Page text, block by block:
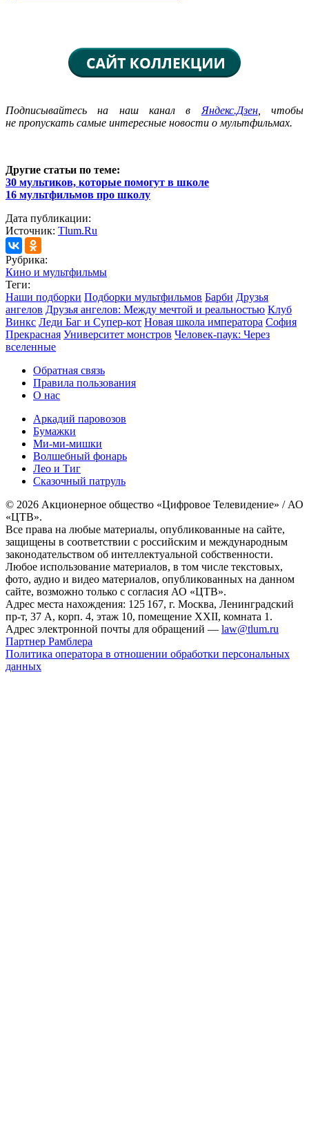
Подписывайтесь на наш канал в Яндекс.Дзен, чтобы
не пропускать самые интересные новости о мультфильмах.
Другие статьи по теме:
30 мультиков, которые помогут в школе
16 мультфильмов про школу
Дата публикации:
Источник: Tlum.Ru
Рубрика:
Кино и мультфильмы
Теги:
Наши подборки Подборки мультфильмов Барби Друзья
ангелов Друзья ангелов: Между мечтой и реальностью Клуб
Винкс Леди Баг и Супер-кот Новая школа императора София
Прекрасная Университет монстров Человек-паук: Через
вселенные
Обратная связь
Правила пользования
О нас
Аркадий паровозов
Бумажки
Ми-ми-мишки
Волшебный фонарь
Лео и Тиг
Сказочный патруль
© 2026 Акционерное общество «Цифровое Телевидение» / АО
«ЦТВ».
Все права на любые материалы, опубликованные на сайте,
защищены в соответствии с российским и международным
законодательством об интеллектуальной собственности.
Любое использование материалов, в том числе текстовых,
фото, аудио и видео материалов, опубликованных на данном
сайте, возможно только с согласия АО «ЦТВ».
Адрес места нахождения: 125 167, г. Москва, Ленинградский
пр-т, 37 А, корп. 4, этаж 10, помещение XXII, комната 1.
Адрес электронной почты для обращений — law@tlum.ru
Партнер Рамблера
Политика оператора в отношении обработки персональных
данных